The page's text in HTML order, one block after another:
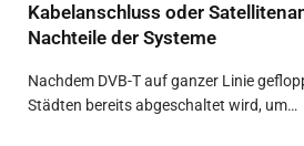
Kabelanschluss oder
Nachteile der Systeme
Nachdem DVB-T auf ganzer Linie
Städten bereits abgeschaltet wird, um…